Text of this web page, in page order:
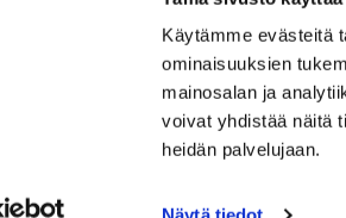
Käytämme evästeitä
ominaisuuksien
mainosalan ja
voivat yhdistää näitä
heidän palvelujaan.